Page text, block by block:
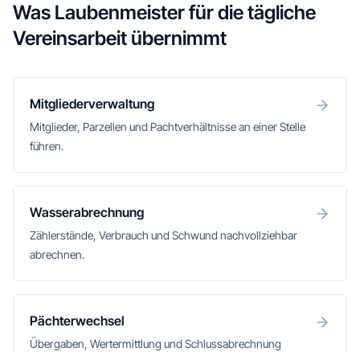
Was Laubenmeister für die tägliche
Vereinsarbeit übernimmt
Mitgliederverwaltung
Mitglieder, Parzellen und Pachtverhältnisse an einer Stelle
führen.
Wasserabrechnung
Zählerstände, Verbrauch und Schwund nachvollziehbar
abrechnen.
Pächterwechsel
Übergaben, Wertermittlung und Schlussabrechnung